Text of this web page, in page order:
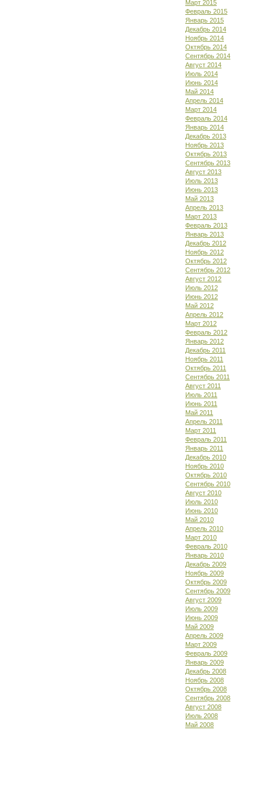
Март 2015
Февраль 2015
Январь 2015
Декабрь 2014
Ноябрь 2014
Октябрь 2014
Сентябрь 2014
Август 2014
Июль 2014
Июнь 2014
Май 2014
Апрель 2014
Март 2014
Февраль 2014
Январь 2014
Декабрь 2013
Ноябрь 2013
Октябрь 2013
Сентябрь 2013
Август 2013
Июль 2013
Июнь 2013
Май 2013
Апрель 2013
Март 2013
Февраль 2013
Январь 2013
Декабрь 2012
Ноябрь 2012
Октябрь 2012
Сентябрь 2012
Август 2012
Июль 2012
Июнь 2012
Май 2012
Апрель 2012
Март 2012
Февраль 2012
Январь 2012
Декабрь 2011
Ноябрь 2011
Октябрь 2011
Сентябрь 2011
Август 2011
Июль 2011
Июнь 2011
Май 2011
Апрель 2011
Март 2011
Февраль 2011
Январь 2011
Декабрь 2010
Ноябрь 2010
Октябрь 2010
Сентябрь 2010
Август 2010
Июль 2010
Июнь 2010
Май 2010
Апрель 2010
Март 2010
Февраль 2010
Январь 2010
Декабрь 2009
Ноябрь 2009
Октябрь 2009
Сентябрь 2009
Август 2009
Июль 2009
Июнь 2009
Май 2009
Апрель 2009
Март 2009
Февраль 2009
Январь 2009
Декабрь 2008
Ноябрь 2008
Октябрь 2008
Сентябрь 2008
Август 2008
Июль 2008
Май 2008